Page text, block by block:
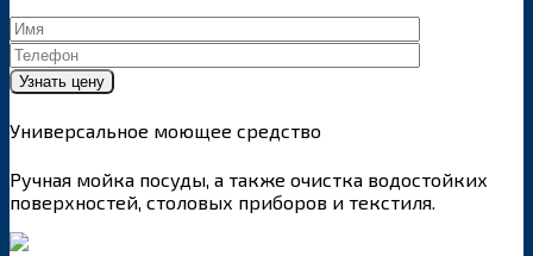
Универсальное моющее средство
Ручная мойка посуды, а также очистка водостойких
поверхностей, столовых приборов и текстиля.